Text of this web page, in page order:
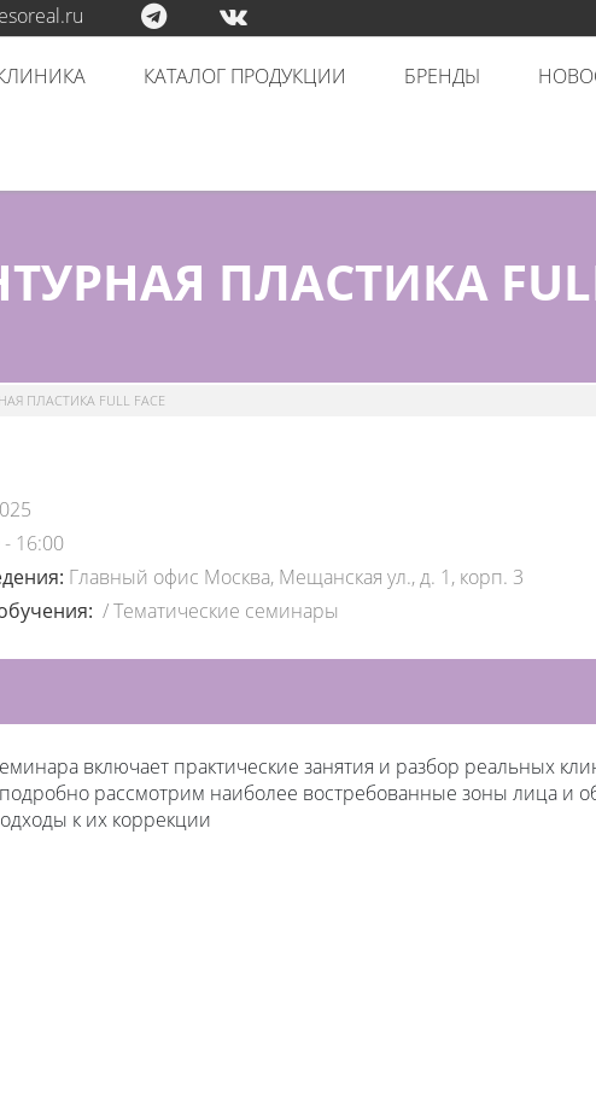
КАТАЛОГ ПРОДУКЦИИ БРЕНДЫ
ПЛАСТИКА
ПЛАСТИКА FULL FACE
16:00
Главный офис Москва, Мещанская ул., д. 1, корп. 3
/Тематические семинары
включает практические занятия и разбор реальных
рассмотрим наиболее востребованные зоны лица и
к их коррекции